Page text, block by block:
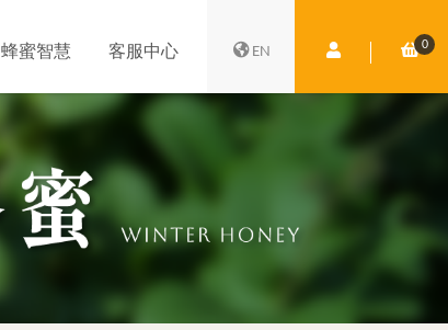
蜂蜜智慧 客服中心 EN 會員中心 0
購